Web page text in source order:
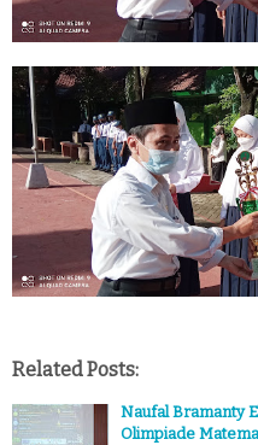
Related Posts:
Naufal Bramanty
Olimpiade